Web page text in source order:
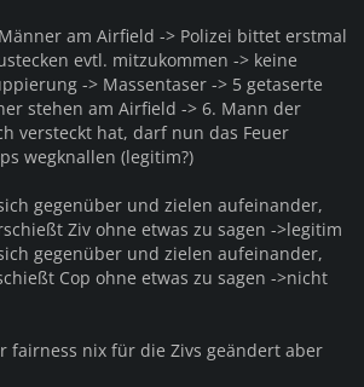
am Airfield -> Polizei bittet erstmal
evtl. mitzukommen -> keine
-> Massentaser -> 5 getaserte
stehen am Airfield -> 6. Mann der
versteckt hat, darf nun das Feuer
wegknallen (legitim?)
gegenüber und zielen aufeinander,
Ziv ohne etwas zu sagen ->legitim
gegenüber und zielen aufeinander,
Cop ohne etwas zu sagen ->nicht
fairness nix für die Zivs geändert aber